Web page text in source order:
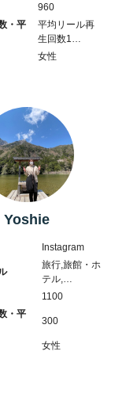
960
・平
平均リール再
生回数1…
女性
Yoshie
Instagram
旅行,旅館・ホ
テル,…
1100
・平
300
女性